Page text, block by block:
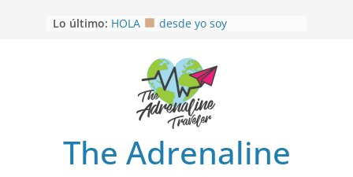
Lo último: HOLA
desde yo soy
EL SENDERO DEL CACAO: Excelente
opción
HOSPEDAJE AL NATURALSHH !!
OTRA PERSPECTIVA de RÍO EL
MULITO!
The Adrenaline